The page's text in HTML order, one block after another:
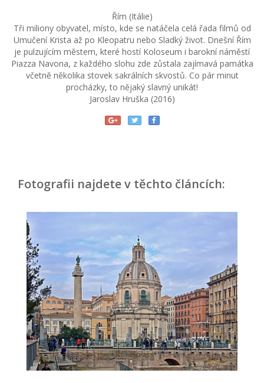
Řím (Itálie)
Tři miliony obyvatel, místo, kde se natáčela celá řada filmů od
Umučení Krista až po Kleopatru nebo Sladký život. Dnešní Řím
je pulzujícím městem, které hostí Koloseum i barokní náměstí
Piazza Navona, z každého slohu zde zůstala zajímavá památka
včetně několika stovek sakrálních skvostů. Co pár minut
procházky, to nějaký slavný unikát!
Jaroslav Hruška (2016)
Fotografii najdete v těchto článcích: